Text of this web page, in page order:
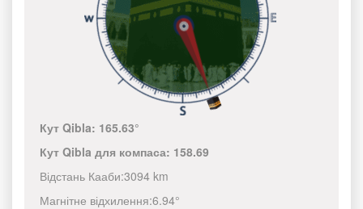
Кут Qibla: 165.63°
Кут Qibla для компаса: 158.69
Відстань Кааби:3094 km
Магнітне відхилення:6.94°